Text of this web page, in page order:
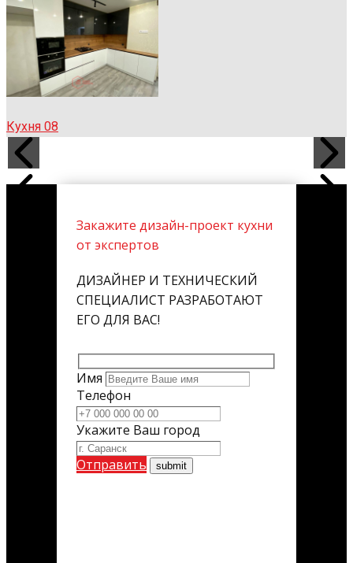
Кухня 08
Закажите дизайн-проект кухни
от экспертов
ДИЗАЙНЕР И ТЕХНИЧЕСКИЙ
СПЕЦИАЛИСТ РАЗРАБОТАЮТ
ЕГО ДЛЯ ВАС!
Имя
Телефон
Укажите Ваш город
Отправить